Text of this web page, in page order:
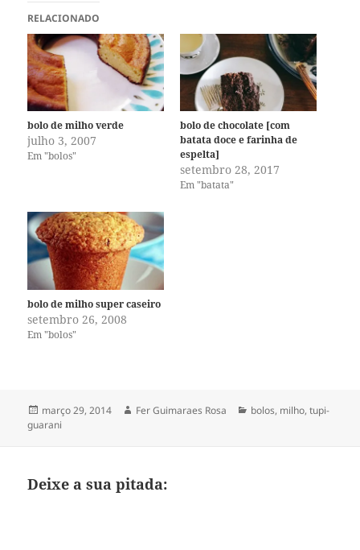
RELACIONADO
bolo de milho verde
julho 3, 2007
Em "bolos"
bolo de chocolate [com
batata doce e farinha de
espelta]
setembro 28, 2017
Em "batata"
bolo de milho super caseiro
setembro 26, 2008
Em "bolos"
Publicado
em
março 29, 2014 Autor
Fer Guimaraes Rosa Categorias
bolos, milho,tupi-
guarani
Deixe a sua pitada: